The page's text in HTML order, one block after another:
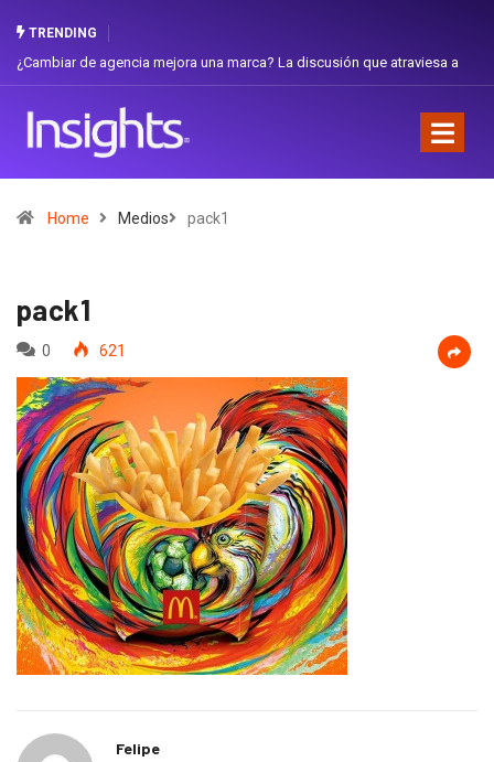
TRENDING
de agencia mejora una marca? La discusión que atraviesa a
Gabriela
Home Medios pack1
pack1
0 621
Felipe